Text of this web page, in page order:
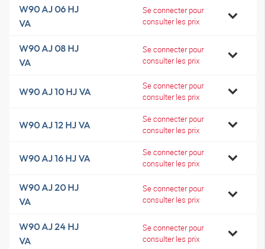
W90 AJ 06 HJ
VA
Se connecter pour
consulter les prix
W90 AJ 08 HJ
VA
Se connecter pour
consulter les prix
W90 AJ 10 HJ VA
Se connecter pour
consulter les prix
W90 AJ 12 HJ VA
Se connecter pour
consulter les prix
W90 AJ 16 HJ VA
Se connecter pour
consulter les prix
W90 AJ 20 HJ
VA
Se connecter pour
consulter les prix
W90 AJ 24 HJ
VA
Se connecter pour
consulter les prix